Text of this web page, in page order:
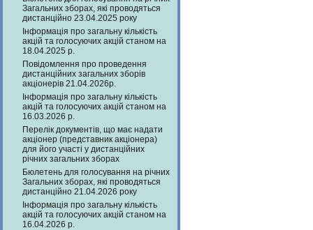
Загальних зборах, які проводяться
дистанційно 23.04.2025 року
Інформація про загальну кількість
акцій та голосуючих акцій станом на
18.04.2025 р.
Повідомлення про проведення
дистанційних загальних зборів
акціонерів 21.04.2026р.
Інформація про загальну кількість
акцій та голосуючих акцій станом на
16.03.2026 р.
Перелік документів, що має надати
акціонер (представник акціонера)
для його участі у дистанційних
річних загальних зборах
Бюлетень для голосування на річних
Загальних зборах, які проводяться
дистанційно 21.04.2026 року
Інформація про загальну кількість
акцій та голосуючих акцій станом на
16.04.2026 р.